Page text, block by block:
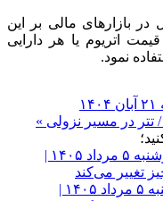
بازار‌های مالی بر این
اتریوم یا هر دارایی
نمود.
قیمت تتر، بیت‌کوین و اتریوم امروز دوشنبه ۵ مرداد ۱۴۰۵ |